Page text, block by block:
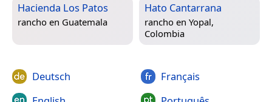
Hacienda Los Patos
rancho en Guatemala
Hato Cantarrana
rancho en Yopal,
Colombia
Deutsch
Français